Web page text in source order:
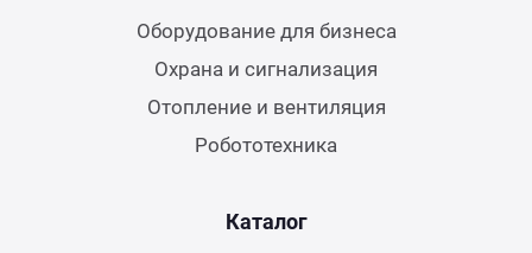
Оборудование для бизнеса
Охрана и сигнализация
Отопление и вентиляция
Робототехника
Каталог